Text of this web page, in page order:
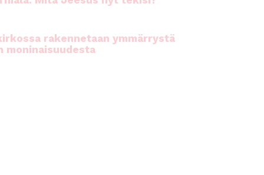
rakennetaan ymmärrystä
moninaisuudesta